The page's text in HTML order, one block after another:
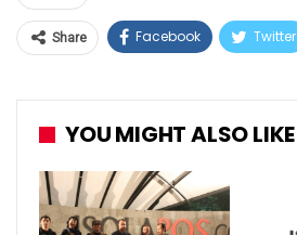
Share Facebook Twitter
YOU MIGHT ALSO LIKE